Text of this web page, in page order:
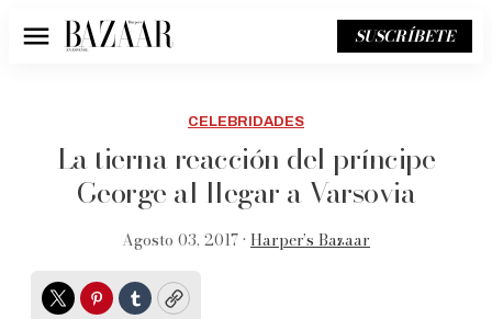
Menú SUSCRÍBETE
CELEBRIDADES
La tierna reacción del príncipe
George al llegar a Varsovia
Agosto 03, 2017 • Harper’s Bazaar
TwitterPinterest
TumblrCopy